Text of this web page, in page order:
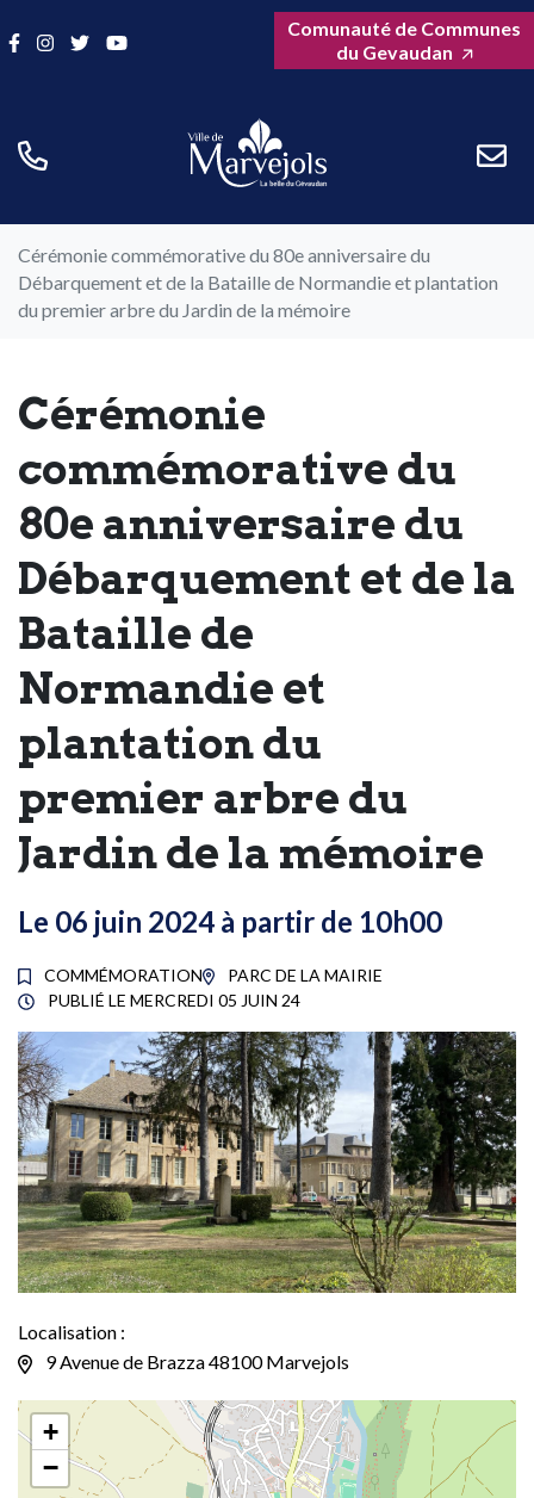
auLien vers le compte Facebook
Lien vers le compte Instagram
Lien vers le compte Twitter
Lien vers la chaîne YoutubeComunauté de Communes
du Gevaudan
Cérémonie commémorative du 80e anniversaire du
Débarquement et de la Bataille de Normandie et plantation
du premier arbre du Jardin de la mémoire
Cérémonie
commémorative du
80e anniversaire du
Débarquement et de la
Bataille de
Normandie et
plantation du
premier arbre du
Jardin de la mémoire
Le 06 juin 2024 à partir de 10h00
COMMÉMORATION
PARC DE LA MAIRIE
PUBLIÉ LE MERCREDI 05 JUIN 24
Localisation :
9 Avenue de Brazza 48100 Marvejols
+
−